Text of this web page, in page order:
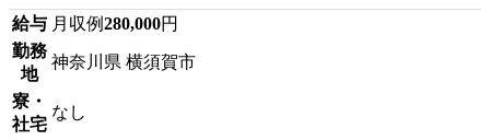
給与 月収例280,000円
勤務
地
神奈川県 横須賀市
寮・
社宅
なし